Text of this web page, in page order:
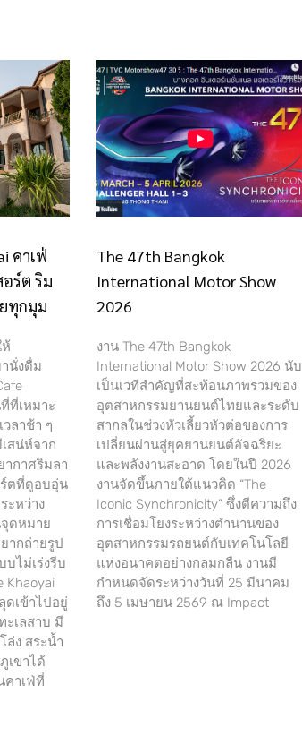
คาเฟ่
ร์ต ริม
ทุกมุม
นั่งดื่ม
ที่เหมาะ
ลาช้า ๆ
สน่ห์จาก
ากาศริมลา
ตที่ดูอบอุ่น
ะหว่าง
ดหมาย
ากถ่ายรูป
ไม่เร่งรีบ
Khaoyai
เข้าไปอยู่
เลสาบ มี
ล่ง สระน้ำ
เขาได้
คาเฟ่ที่
The 47th Bangkok
International Motor Show
2026
งาน The 47th Bangkok
International Motor Show 2026 นับ
เป็นเวทีสำคัญที่สะท้อนภาพรวมของ
อุตสาหกรรมยานยนต์ไทยและระดับ
สากลในช่วงหัวเลี้ยวหัวต่อของการ
เปลี่ยนผ่านสู่ยุคยานยนต์อัจฉริยะ
และพลังงานสะอาด โดยในปี 2026
งานจัดขึ้นภายใต้แนวคิด “The
Iconic Synchronicity” ซึ่งตีความถึง
การเชื่อมโยงระหว่างตำนานของ
อุตสาหกรรมรถยนต์กับเทคโนโลยี
แห่งอนาคตอย่างกลมกลืน งานมี
กำหนดจัดระหว่างวันที่ 25 มีนาคม
ถึง 5 เมษายน 2569 ณ Impact